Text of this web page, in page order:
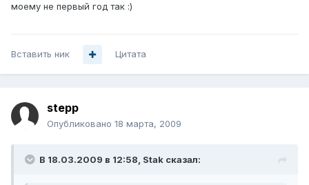
моему не первый год так :)
Вставить ник Цитата
stepp
Опубликовано 18 марта, 2009
В 18.03.2009 в 12:58, Stak сказал: